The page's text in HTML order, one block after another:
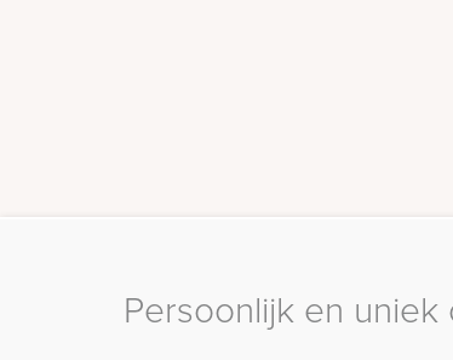
Persoonlijk en